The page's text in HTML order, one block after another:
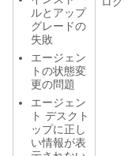
ルとアップ
グレードの
失敗
エージェン
トの状態変
更の問題
エージェン
ト デスクト
ップに正し
い情報が表